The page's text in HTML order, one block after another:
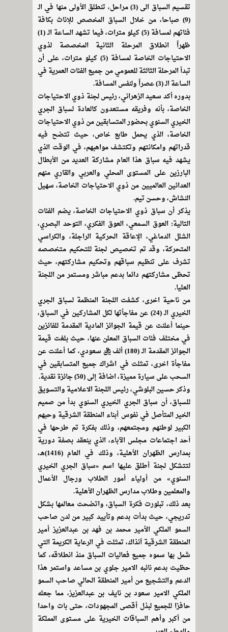
تقسيم السباق الى (3) مراحل، تنطلق الأولى منها في الـ
(9) صباحا، من خلال السباق المخصص للإناث بكافة
فئاتهم لمسافة (5) كيلو مترات، فيما تشهد الساعة الـ (1)
ظهراً انطلاق المرحلة الثانية المخصصة لذوي
الاحتياجات الخاصة لمسافة (5) كيلو مترات، على أن
تبدأ المرحلة الثالثة للعمومي من جميع الفئات العمرية في
الساعة الـ (3) عصراً ولنفس المسافة.
بدوره أكد سعيد الزهراني، رئيس لجنة ذوي الاحتياجات
الخاصة، بأنه وفريقه مستعدون كالعادة لسباق الجري
الخيري السنوي بحضور المتسابقين من ذوي الاحتياجات
الخاصة، الذي يحمل طابع خاص، حيث تتضح فيه
قدراتهم وامكانتهم وتكتشف مواهبهم، في الوقت الذي
يشهد فيه سباق هذا العام مشاركة العديد من الأبطال
البارزين على المستوى المحلي والعربي والقاري منهم
العدائين العالميين من ذوي الاحتياجات الخاصة، سهيل
النشاش، وحسن تيم.
يذكر أن سباق ذوي الاحتياجات الخاصة، يضم الفئات
التالية: العوق السمعي، العوق الفكري، التوحد البصري،
الشلل الدماغي، الإعاقة الحركية الراجلة، والكراسي
المتحركة، وقد تم تخصيص لجنة للتحكيم متخصصه
تشرف على تنظيم سباقهم وتحكيم مشاركتهم، حيث
تحظى مشاركتهم دائما بدعم مباشر ومستمر من اللجنة
العليا.
من ناحية اخرى، كشفت اللجنة المنظمة لسباق الجري
الخيري الـ (24) عن مفاجأتها لكل المشاركين في السباق،
حينما أعلنت عن قيمة الجوائز المادية المقدمة للفائزين
في مختلف فئات السباق المعلن عنها، حيث بلغت قيمة
الجوائز المقدمة الـ (180) ألف ريال سعودي، كما أعلنت عن
مفاجأة اخرى، تمثلت في اشراك جميع المتسابقين في
السحب على سيارة مميزة، اضافة إلى (50) جائزة نقدية.
وذكر حسين البلوشي، رئيس اللجنة الاعلامية والتسويق
للسباق، أن سباق الجري الخيري السنوي بدأ من صميم
الخير المتأصل في نفوس أبناء المنطقة الشرقية وحبهم
الكبير لوطنهم ومجتمعهم، وذلك بفكرة تم طرحها في
أحد اجتماعات مجلس الآباء، الذي ينعقد بصفة دورية
بمدارس الظهران الأهلية، وذلك في العام (1416)هـ،
لتتشكل لجنة أطلق عليها اسم «سباق الجري الخيري
السنوي» من أولياء أمور الطلاب ورجال الأعمال
والمعلمين وطلاب مدارس الظهران الأهلية.
بعد ذلك، تبلورت فكرة السباق، واتضحت معالمها بشكل
تدريجي، حيث بدأت بدعم وتأييد كبير من لدن صاحب
السمو الملكي الأمير محمد بن فهد بن عبدالعزيز أمير
المنطقة الشرقية آنذاك، تمثلت في الرعاية الكريمة التي
شمل بها سموه جميع فعاليات السباق منذ انطلاقه، كما
حظيت بدعم نائبه الامير جلوي بن مساعد واستمر هذا
الدعم والتشجيع من أمير المنطقة الحالي صاحب السمو
الملكي الامير سعود بن نايف بن عبدالعزيز، مما جعله
حافزا للجميع لبذل أقصى المجهودات، حتى بات واحدا
من أكبر وأهم السباقات الخيرية على مستوى المملكة